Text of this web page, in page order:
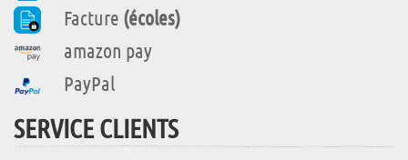
Facture (écoles)
amazon pay
PayPal
SERVICE CLIENTS